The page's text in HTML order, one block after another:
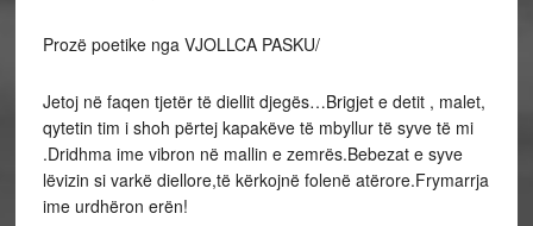
Prozë poetike nga VJOLLCA PASKU/
Jetoj në faqen tjetër të diellit djegës…Brigjet e detit , malet,
qytetin tim i shoh përtej kapakëve të mbyllur të syve të mi
.Dridhma ime vibron në mallin e zemrës.Bebezat e syve
lëvizin si varkë diellore,të kërkojnë folenë atërore.Frymarrja
ime urdhëron erën!